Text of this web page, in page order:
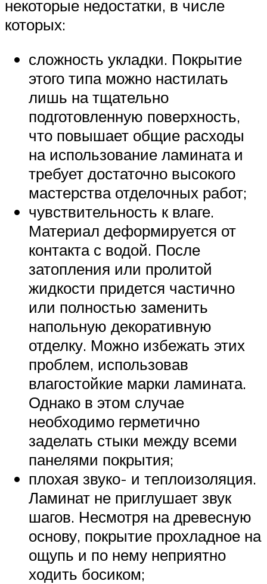
некоторые недостатки, в числе
которых:
сложность укладки. Покрытие
этого типа можно настилать
лишь на тщательно
подготовленную поверхность,
что повышает общие расходы
на использование ламината и
требует достаточно высокого
мастерства отделочных работ;
чувствительность к влаге.
Материал деформируется от
контакта с водой. После
затопления или пролитой
жидкости придется частично
или полностью заменить
напольную декоративную
отделку. Можно избежать этих
проблем, использовав
влагостойкие марки ламината.
Однако в этом случае
необходимо герметично
заделать стыки между всеми
панелями покрытия;
плохая звуко- и теплоизоляция.
Ламинат не приглушает звук
шагов. Несмотря на древесную
основу, покрытие прохладное на
ощупь и по нему неприятно
ходить босиком;